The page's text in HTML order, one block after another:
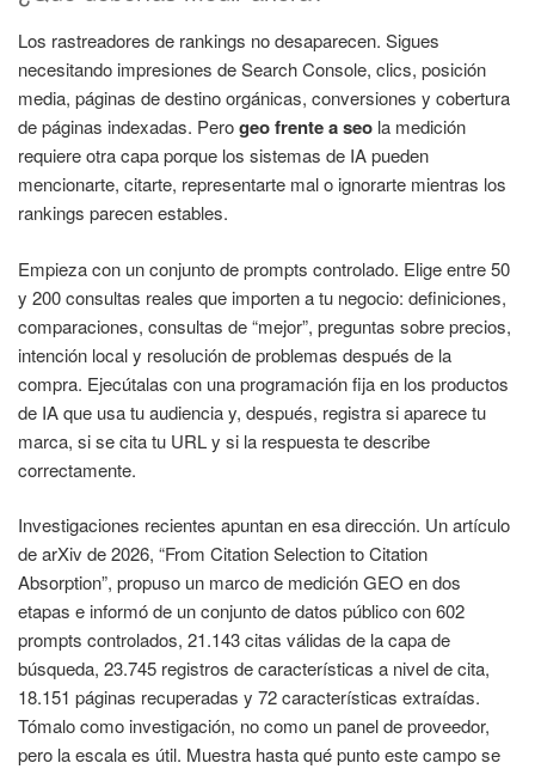
Los rastreadores de rankings no desaparecen. Sigues
necesitando impresiones de Search Console, clics, posición
media, páginas de destino orgánicas, conversiones y cobertura
de páginas indexadas. Perogeo frente a seo la medición
requiere otra capa porque los sistemas de IA pueden
mencionarte, citarte, representarte mal o ignorarte mientras los
rankings parecen estables.
Empieza con un conjunto de prompts controlado. Elige entre 50
y 200 consultas reales que importen a tu negocio: definiciones,
comparaciones, consultas de “mejor”, preguntas sobre precios,
intención local y resolución de problemas después de la
compra. Ejecútalas con una programación fija en los productos
de IA que usa tu audiencia y, después, registra si aparece tu
marca, si se cita tu URL y si la respuesta te describe
correctamente.
Investigaciones recientes apuntan en esa dirección. Un artículo
de arXiv de 2026, “From Citation Selection to Citation
Absorption”, propuso un marco de medición GEO en dos
etapas e informó de un conjunto de datos público con 602
prompts controlados, 21.143 citas válidas de la capa de
búsqueda, 23.745 registros de características a nivel de cita,
18.151 páginas recuperadas y 72 características extraídas.
Tómalo como investigación, no como un panel de proveedor,
pero la escala es útil. Muestra hasta qué punto este campo se